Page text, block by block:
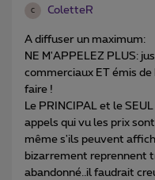
C ColetteR
A diffuser un maximum:
NE M'APPELEZ PLUS:
commerciaux ET émis
faire !
Le PRINCIPAL et le
appels qui vu les prix
même s'ils peuvent
bizarrement reprennent
abandonné..il faudrait